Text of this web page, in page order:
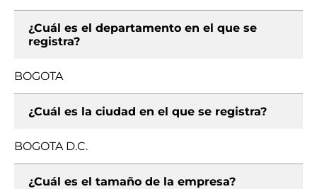
¿Cuál es el departamento en el que se
registra?
BOGOTA
¿Cuál es la ciudad en el que se registra?
BOGOTA D.C.
¿Cuál es el tamaño de la empresa?